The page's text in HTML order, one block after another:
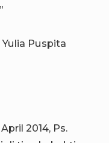
Puspita
2014, Ps.